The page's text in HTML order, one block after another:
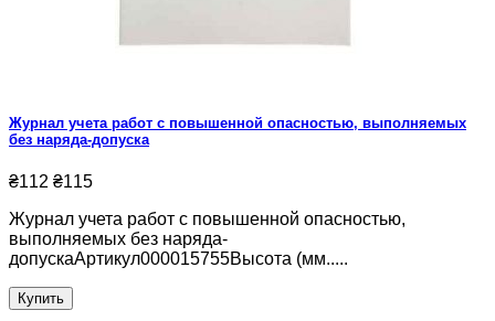
Журнал учета работ с повышенной опасностью, выполняемых
без наряда-допуска
₴112 ₴115
Журнал учета работ с повышенной опасностью,
выполняемых без наряда-
допускаАртикул000015755Высота (мм.....
Купить